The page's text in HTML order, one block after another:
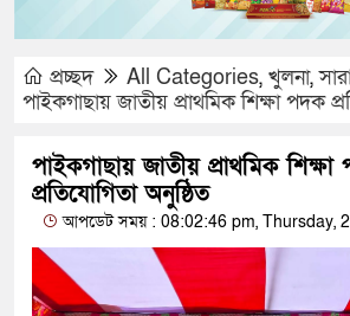
প্রচ্ছদ All Categories, খুলনা,
পাইকগাছায় জাতীয় প্রাথমিক শিক্ষা পদক
পাইকগাছায় জাতীয় প্রাথমিক
প্রতিযোগিতা অনুষ্ঠিত
আপডেট সময় : 08:02:46 pm, Thursday,